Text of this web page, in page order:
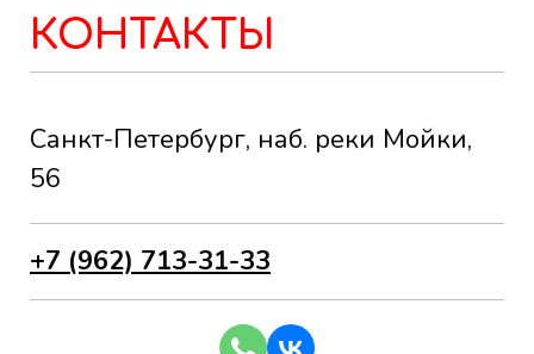
КОНТАКТЫ
Санкт-Петербург, наб. реки Мойки,
56
+7 (962) 713-31-33